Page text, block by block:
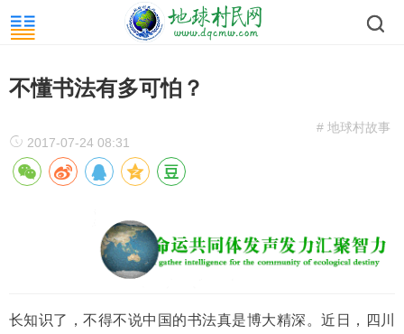
不懂书法有多可怕？
# 地球村故事
2017-07-24 08:31
长知识了，不得不说中国的书法真是博大精深。近日，四川